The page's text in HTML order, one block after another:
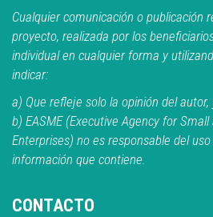
Cualquier comunicación o publicación
proyecto, realizada por los
individual en cualquier forma y
indicar:
a) Que refleje solo la opinión del autor,
b) EASME (Executive Agency for
Enterprises) no es responsable del
información que contiene.
CONTACTO